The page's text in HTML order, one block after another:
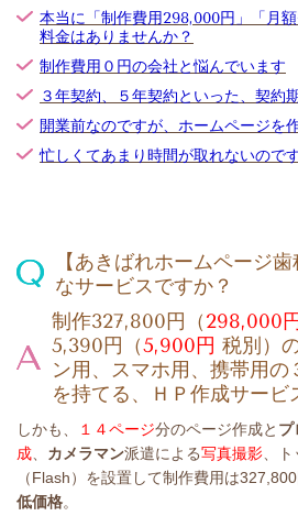
本当に「制作費用298,000円」「月
料金はありませんか？
制作費用０円の会社と悩んでいます
３年契約、５年契約といった、契約
開業前なのですが、ホームページを
忙しくてあまり時間が取れないので
【あきばれホームページ
なサービスですか？
制作327,800円（298,000
5,390円（5,900円 税別）
ン用、スマホ用、携帯用の
を持てる、ＨＰ作成サービ
しかも、 １４ページ分のページ作成と プ
成
カメラマン派遣による写真撮影 、
（Flash）を設置して制作費用は
低価格。